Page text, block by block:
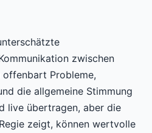
zwischen
offenbart Probleme,
die allgemeine Stimmung
live übertragen, aber die
zeigt, können wertvolle